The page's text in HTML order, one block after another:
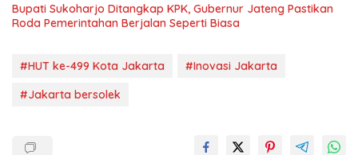
Bupati Sukoharjo Ditangkap KPK, Gubernur Jateng Pastikan
Roda Pemerintahan Berjalan Seperti Biasa
#HUT ke-499 Kota Jakarta
#Inovasi Jakarta
#Jakarta bersolek